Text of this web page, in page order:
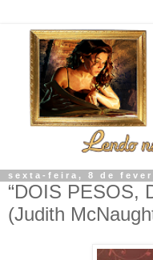
sexta-feira, 8 de
“DOIS PESOS,
(Judith